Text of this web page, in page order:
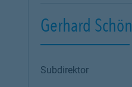
Gerhard Schön
Subdirektor